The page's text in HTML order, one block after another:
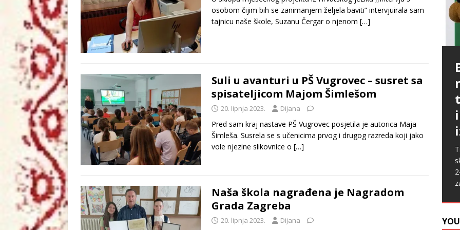
osobom čijim bih se zanimanjem željela baviti” intervjuirala sam
tajnicu naše škole, Suzanu Čergar o njenom […]
Suli u avanturi u PŠ Vugrovec – susret sa
spisateljicom Majom Šimlešom
20. lipnja 2023. Dijana
Pred sam kraj nastave PŠ Vugrovec posjetila je autorica Maja
Šimleša. Susrela se s učenicima prvog i drugog razreda koji jako
vole njezine slikovnice o […]
Naša škola nagrađena je Nagradom
Grada Zagreba
20. lipnja 2023. Dijana
[…]